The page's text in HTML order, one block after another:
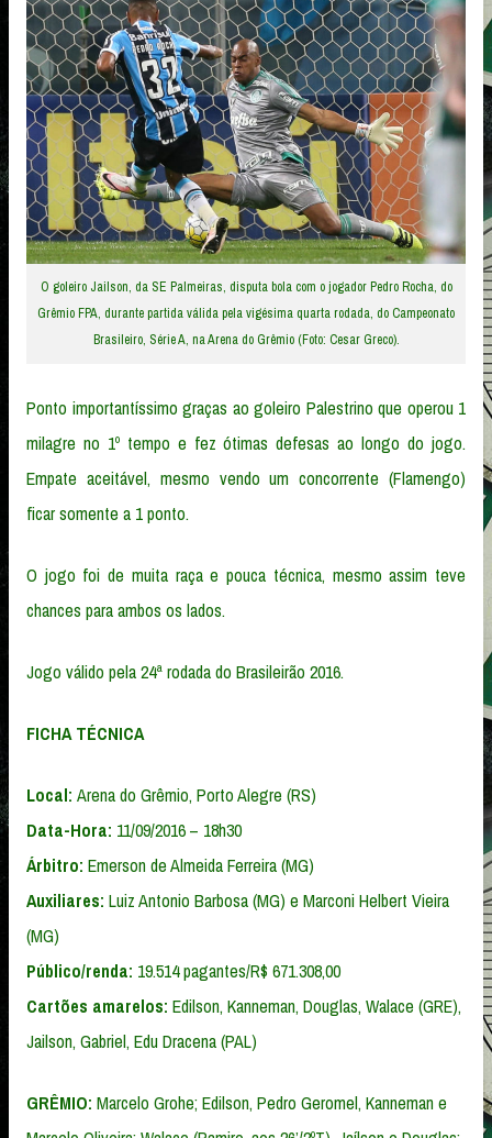
O goleiro Jailson, da SE Palmeiras, disputa bola com o jogador Pedro Rocha, do
Grêmio FPA, durante partida válida pela vigésima quarta rodada, do Campeonato
Brasileiro, Série A, na Arena do Grêmio (Foto: Cesar Greco).
Ponto importantíssimo graças ao goleiro Palestrino que operou 1
milagre no 1º tempo e fez ótimas defesas ao longo do jogo.
Empate aceitável, mesmo vendo um concorrente (Flamengo)
ficar somente a 1 ponto.
O jogo foi de muita raça e pouca técnica, mesmo assim teve
chances para ambos os lados.
Jogo válido pela 24ª rodada do Brasileirão 2016.
FICHA TÉCNICA
Local: Arena do Grêmio, Porto Alegre (RS)
Data-Hora: 11/09/2016 – 18h30
Árbitro: Emerson de Almeida Ferreira (MG)
Auxiliares: Luiz Antonio Barbosa (MG) e Marconi Helbert Vieira
(MG)
Público/renda: 19.514 pagantes/R$ 671.308,00
Cartões amarelos: Edilson, Kanneman, Douglas, Walace (GRE),
Jailson, Gabriel, Edu Dracena (PAL)
GRÊMIO: Marcelo Grohe; Edilson, Pedro Geromel, Kanneman e